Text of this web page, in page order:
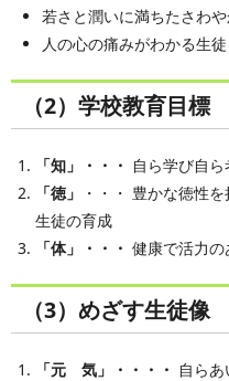
若さと潤いに満ちたさわ
人の心の痛みがわかる生徒
（2）学校教育目標
「知」・・・ 自ら学び自
「徳」
・・・ 豊かな徳性
生徒の育成
「体」・・・ 健康で活力
（3）めざす生徒像
「元 気」・・・・ 自ら